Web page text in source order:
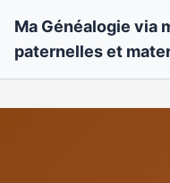
Ma Généalogie via
paternelles et